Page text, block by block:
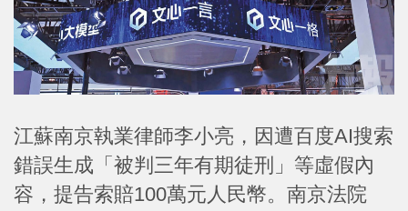
江蘇南京執業律師李小亮，因遭百度AI搜索
錯誤生成「被判三年有期徒刑」等虛假內
容，提告索賠100萬元人民幣。南京法院